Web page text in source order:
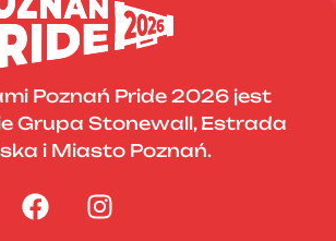
Poznań Pride 2026 jest
Grupa Stonewall, Estrada
i Miasto Poznań.